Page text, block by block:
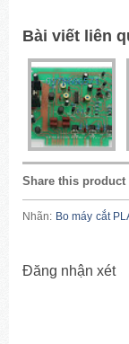
Bài viết liên
Share this product
Nhãn: Bo máy cắt
Đăng nhận xét